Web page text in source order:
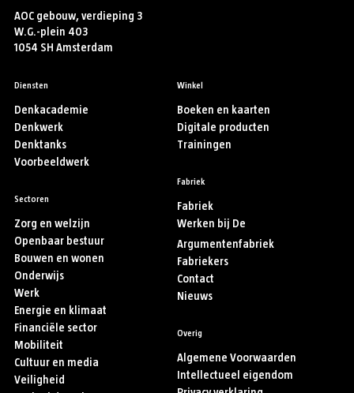
AOC gebouw, verdieping 3
W.G.-plein 403
1054 SH Amsterdam
Diensten
Denkacademie
Denkwerk
Denktanks
Voorbeeldwerk
Sectoren
Zorg en welzijn
Openbaar bestuur
Bouwen en wonen
Onderwijs
Werk
Energie en klimaat
Financiële sector
Mobiliteit
Cultuur en media
Veiligheid
Winkel
Boeken en kaarten
Digitale producten
Trainingen
Fabriek
Fabriek
Werken bij De
Argumentenfabriek
Fabriekers
Contact
Nieuws
Overig
Algemene Voorwaarden
Intellectueel eigendom